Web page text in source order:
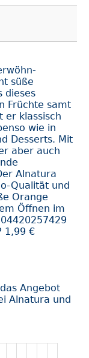
süße
dieses
Früchte samt
er klassisch
wie in
Desserts. Mit
aber auch
Alnatura
Qualität und
Orange
Öffnen im
1,99 €
Angebot
Alnatura und